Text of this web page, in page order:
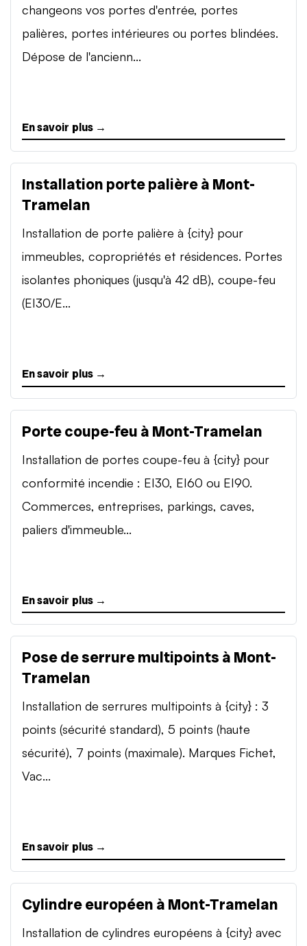
changeons vos portes d'entrée, portes
palières, portes intérieures ou portes blindées.
Dépose de l'ancienn...
En savoir plus →
Installation porte palière à Mont-
Tramelan
Installation de porte palière à {city} pour
immeubles, copropriétés et résidences. Portes
isolantes phoniques (jusqu'à 42 dB), coupe-feu
(EI30/E...
En savoir plus →
Porte coupe-feu à Mont-Tramelan
Installation de portes coupe-feu à {city} pour
conformité incendie : EI30, EI60 ou EI90.
Commerces, entreprises, parkings, caves,
paliers d'immeuble...
En savoir plus →
Pose de serrure multipoints à Mont-
Tramelan
Installation de serrures multipoints à {city} : 3
points (sécurité standard), 5 points (haute
sécurité), 7 points (maximale). Marques Fichet,
Vac...
En savoir plus →
Cylindre européen à Mont-Tramelan
Installation de cylindres européens à {city} avec